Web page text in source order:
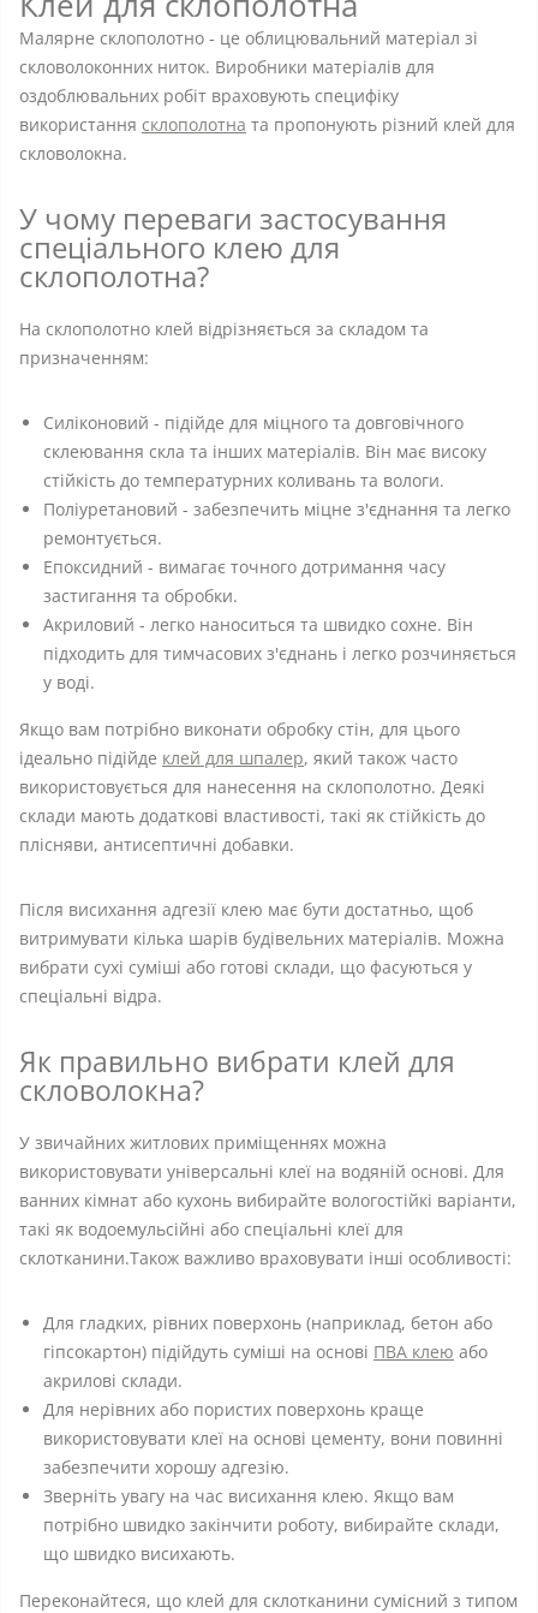
Малярне склополотно - це облицювальний матеріал зі
скловолоконних ниток. Виробники матеріалів для
оздоблювальних робіт враховують специфіку
використання склополотна та пропонують різний клей для
скловолокна.
У чому переваги застосування
спеціального клею для
склополотна?
На склополотно клей відрізняється за складом та
призначенням:
Силіконовий - підійде для міцного та довговічного
склеювання скла та інших матеріалів. Він має високу
стійкість до температурних коливань та вологи.
Поліуретановий - забезпечить міцне з'єднання та легко
ремонтується.
Епоксидний - вимагає точного дотримання часу
застигання та обробки.
Акриловий - легко наноситься та швидко сохне. Він
підходить для тимчасових з'єднань і легко розчиняється
у воді.
Якщо вам потрібно виконати обробку стін, для цього
ідеально підійде клей для шпалер, який також часто
використовується для нанесення на склополотно. Деякі
склади мають додаткові властивості, такі як стійкість до
плісняви, антисептичні добавки.
Після висихання адгезії клею має бути достатньо, щоб
витримувати кілька шарів будівельних матеріалів. Можна
вибрати сухі суміші або готові склади, що фасуються у
спеціальні відра.
Як правильно вибрати клей для
скловолокна?
У звичайних житлових приміщеннях можна
використовувати універсальні клеї на водяній основі. Для
ванних кімнат або кухонь вибирайте вологостійкі варіанти,
такі як водоемульсійні або спеціальні клеї для
склотканини.Також важливо враховувати інші особливості:
Для гладких, рівних поверхонь (наприклад, бетон або
гіпсокартон) підійдуть суміші на основі ПВА клею або
акрилові склади.
Для нерівних або пористих поверхонь краще
використовувати клеї на основі цементу, вони повинні
забезпечити хорошу адгезію.
Зверніть увагу на час висихання клею. Якщо вам
потрібно швидко закінчити роботу, вибирайте склади,
що швидко висихають.
Переконайтеся, що клей для склотканини сумісний з типом